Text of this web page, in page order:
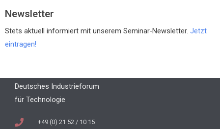
Newsletter
Stets aktuell informiert mit unserem Seminar-Newsletter. Jetzt
eintragen!
Deutsches Industrieforum
für Technologie
+49 (0) 21 52 / 10 15